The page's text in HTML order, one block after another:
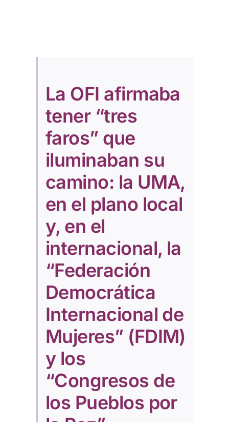
La OFI afirmaba
tener “tres
faros” que
iluminaban su
camino: la UMA,
en el plano local
y, en el
internacional, la
“Federación
Democrática
Internacional de
Mujeres” (FDIM)
y los
“Congresos de
los Pueblos por